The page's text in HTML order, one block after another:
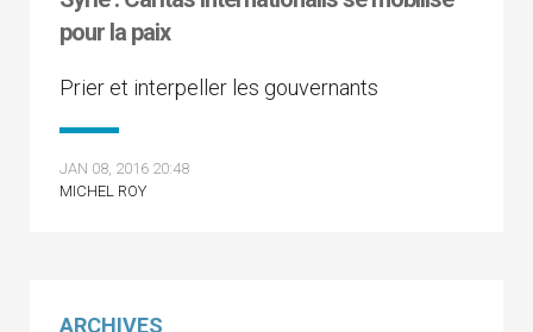
pour la paix
Prier et interpeller les gouvernants
JAN 08, 2016 20:48
MICHEL ROY
ARCHIVES